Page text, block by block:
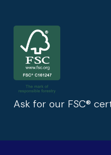
Ask for our FSC®